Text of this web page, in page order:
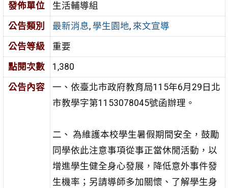
發佈單位
生活輔導組
公告類別
最新消息, 學生園地, 來文宣導
公告等級
重要
點閱次數
1,380
公告內容
一、依臺北市政府教育局115年6月29日北
市教學字第1153078045號函辦理。
二、 為維護本校學生暑假期間安全， 鼓勵
同學依此注意事項從事正當休閒活動，以
增進學生健全身心發展，降低意外事件發
生機率；另請導師多加關懷、 了解學生身